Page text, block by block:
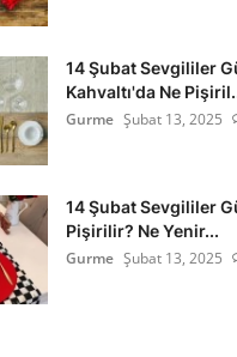
14 Şubat Sevgililer
Kahvaltı'da Ne
Gurme Şubat 13, 2025
14 Şubat Sevgililer
Pişirilir? Ne Yenir...
Gurme Şubat 13, 2025